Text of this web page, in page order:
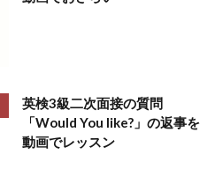
英検3級二次面接の質問
「Would You like?」の返事を
動画でレッスン